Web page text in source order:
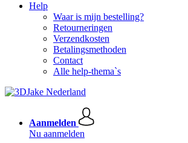
Help
Waar is mijn bestelling?
Retourneringen
Verzendkosten
Betalingsmethoden
Contact
Alle help-thema`s
Aanmelden
Nu aanmelden